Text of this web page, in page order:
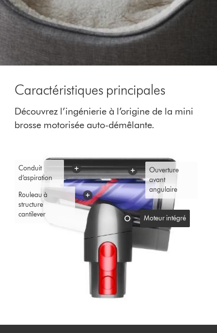
Caractéristiques principales
Découvrez l’ingénierie à l’origine de la mini
brosse motorisée auto-démêlante.
Conduit
d’aspiration
Ouverture
avant
angulaire
Rouleau à
structure
cantilever
Moteur intégré